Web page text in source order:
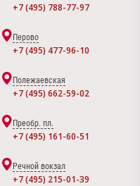
+7 (495) 788-77-97
Перово
+7 (495) 477-96-10
Полежаевская
+7 (495) 662-59-02
Преобр. пл.
+7 (495) 161-60-51
Речной вокзал
+7 (495) 215-01-39